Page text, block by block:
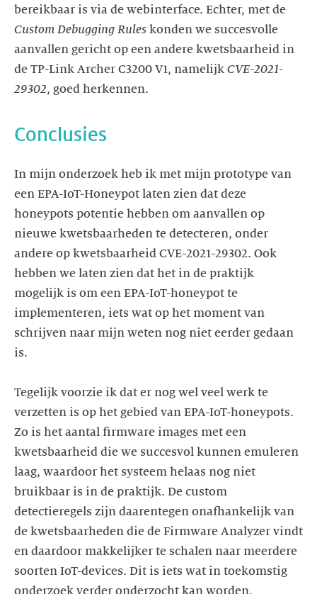
bereikbaar is via de webinterface. Echter, met de
Custom Debugging Rules konden we succesvolle
aanvallen gericht op een andere kwetsbaarheid in
de TP-Link Archer C3200 V1, namelijk CVE-2021-
29302
In mijn onderzoek heb ik met mijn prototype van
een EPA-IoT-Honeypot laten zien dat deze
honeypots potentie hebben om aanvallen op
nieuwe kwetsbaarheden te detecteren, onder
andere op kwetsbaarheid CVE-2021-29302. Ook
hebben we laten zien dat het in de praktijk
mogelijk is om een EPA-IoT-honeypot te
implementeren, iets wat op het moment van
schrijven naar mijn weten nog niet eerder gedaan
is.
Tegelijk voorzie ik dat er nog wel veel werk te
verzetten is op het gebied van EPA-IoT-honeypots.
Zo is het aantal firmware images met een
kwetsbaarheid die we succesvol kunnen emuleren
laag, waardoor het systeem helaas nog niet
bruikbaar is in de praktijk. De custom
detectieregels zijn daarentegen onafhankelijk van
de kwetsbaarheden die de Firmware Analyzer vindt
en daardoor makkelijker te schalen naar meerdere
soorten IoT-devices. Dit is iets wat in toekomstig